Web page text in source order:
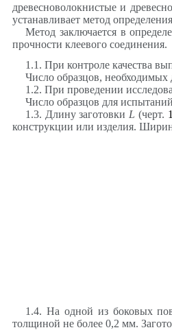
древесноволокнистые и
устанавливает метод
Метод заключается в
прочности клеевого соединения.
1.1. При контроле качества
Число образцов,
1.2. При проведении
Число образцов для
1.3. Длину заготовки L (черт. 1
конструкции или изделия.
1.4. На одной из боковых
толщиной не более 0,2 мм.